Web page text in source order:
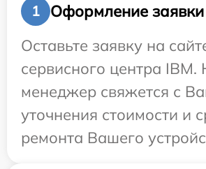
1
Оформление заявки
Оставьте заявку на
сервисного центра
менеджер свяжется с
уточнения стоимости и
ремонта Вашего